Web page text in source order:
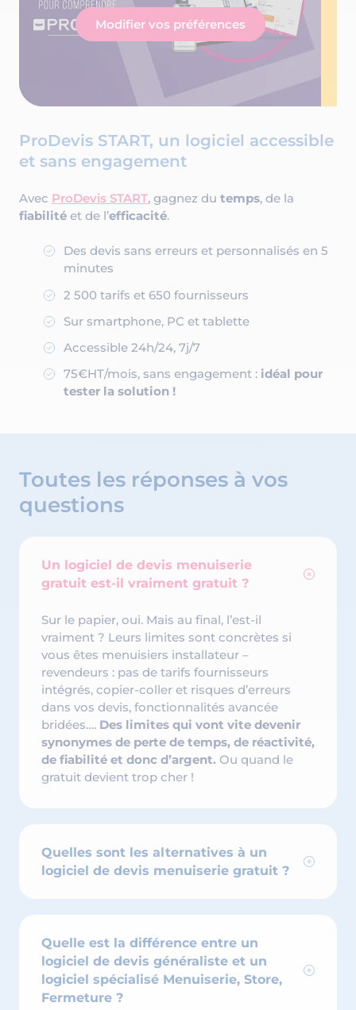
Modifier vos préférences
ProDevis START, un logiciel accessible
et sans engagement
Avec ProDevis START, gagnez du temps, de la
fiabilité et de l’efficacité.
Des devis sans erreurs et personnalisés en 5
minutes
2 500 tarifs et 650 fournisseurs
Sur smartphone, PC et tablette
Accessible 24h/24, 7j/7
75€HT/mois, sans engagement : idéal pour
tester la solution !
Toutes les réponses à vos
questions
Un logiciel de devis menuiserie
gratuit est-il vraiment gratuit ?
Sur le papier, oui. Mais au final, l’est-il
vraiment ? Leurs limites sont concrètes si
vous êtes menuisiers installateur –
revendeurs : pas de tarifs fournisseurs
intégrés, copier-coller et risques d’erreurs
dans vos devis, fonctionnalités avancée
bridées…. Des limites qui vont vite devenir
synonymes de perte de temps, de réactivité,
de fiabilité et donc d’argent. Ou quand le
gratuit devient trop cher !
Quelles sont les alternatives à un
logiciel de devis menuiserie gratuit ?
Quelle est la différence entre un
logiciel de devis généraliste et un
logiciel spécialisé Menuiserie, Store,
Fermeture ?